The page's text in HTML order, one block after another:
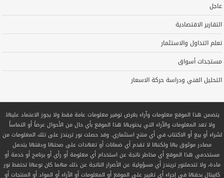
عاجل
التقارير الاقتصادية
تعلم التداول والاستثمار
مستجدات أسواق
التحليل الفني ودراسة حركة الاسعار
يتضمن هذا الموقع معلومات وآراء بغرض توفير معلومات عامة فقط ولا يجوز الاعتماد عليها.
ولا تعد المعلومات والآراء التي يحتويها هذا الموقع بأي حال من الأحوال عرضاً أو التماساً
لشراء أو بيع أو الاكتتاب في أي منتج استثماري. وقد حصلت نور تريندز على تلك المعلومات من
مصادر موثوق بها ولكنها لا تقدم أي ضمانات أو تعهدات على صحتها ودقتها يتحمل
مستخدمي هذا الموقع أي مخاطر ناتجة عن استخدام أي معلومة أو رأي أو برنامج أو خدمة أو
مادة، ولا تتحملنور تريندز أي مسؤولية عن الأضرار الناتجة عن ذلك مهما كان نوعها تحتفظ نور
كابيتال بحقها في إجراء أي تغيير على الموقع أو المعلومات أو الآراء أو المواد أو المنتجات أو